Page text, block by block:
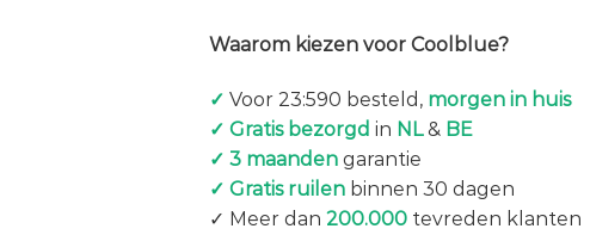
Waarom kiezen voor Coolblue?
✓ Voor 23:590 besteld, morgen in huis
✓ Gratis bezorgd in NL& BE
✓ 3 maanden garantie
✓ Gratis ruilenbinnen 30 dagen
✓ Meer dan 200.000tevreden klanten